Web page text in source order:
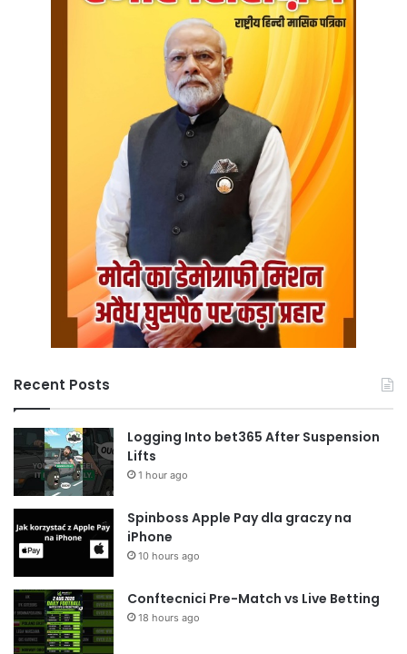
Recent Posts
Logging Into bet365 After Suspension
Lifts
1 hour ago
Spinboss Apple Pay dla graczy na
iPhone
10 hours ago
Conftecnici Pre-Match vs Live Betting
18 hours ago